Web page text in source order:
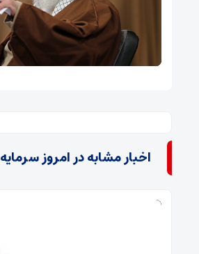
اخبار مشابه در امروز سرمایه